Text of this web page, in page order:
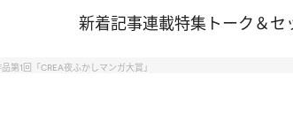
新着記事連載特集 トーク＆セ
第1回「CREA夜ふかしマンガ大賞」